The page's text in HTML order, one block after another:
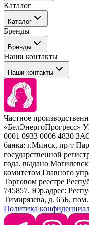
События
Покупателю
Каталог
Каталог
Сервисные
Уход
Стайлинг
Брови и ресницы
Барберинг
Наборы
Расходные
Бренды
Бренды
Tefia
Concept
Kezy
Barex
Sim Sensitive
Kebren
Selective
White Line
Наши контакты
Наши контакты
+ 375 44 7233514
+ 375 29 1649505
info@krasabel.by
Офис: г. Минск,
Склад: г. Минск,
Время работы:
Частное
«БелЭнергоПрогресс»
0001 0933 0006 4830
банка: г.Минск, пр-т
государственной
года, выдано
комитетом Главного
Торговом реестре
745857. Юр.адрес:
Тимирязева, д. 65Б,
Политика